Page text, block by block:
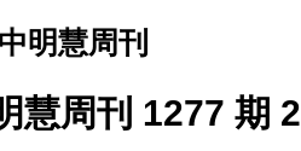
明慧周刊
慧周刊 1277 期